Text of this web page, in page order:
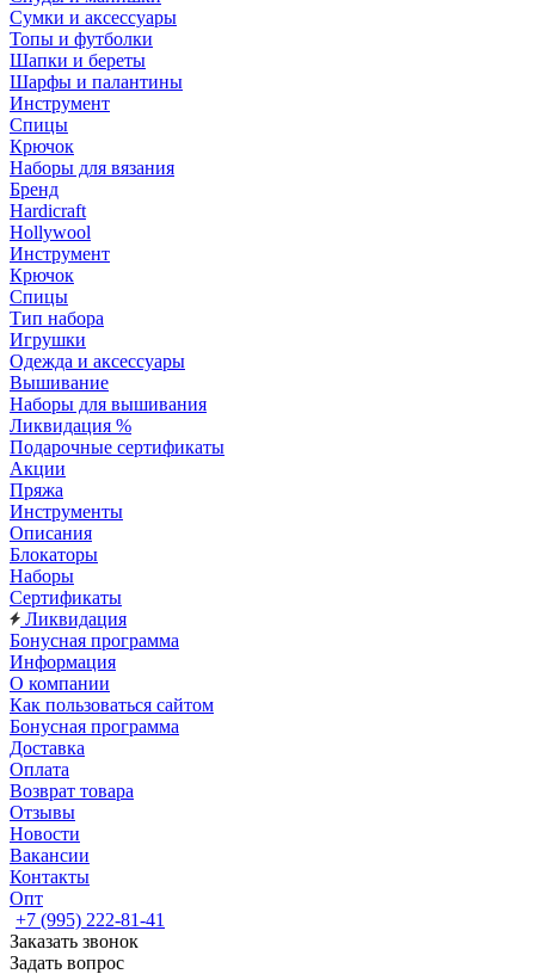
Сумки и аксессуары
Топы и футболки
Шапки и береты
Шарфы и палантины
Инструмент
Спицы
Крючок
Наборы для вязания
Бренд
Hardicraft
Hollywool
Инструмент
Крючок
Спицы
Тип набора
Игрушки
Одежда и аксессуары
Вышивание
Наборы для вышивания
Ликвидация %
Подарочные сертификаты
Акции
Пряжа
Инструменты
Описания
Блокаторы
Наборы
Сертификаты
Ликвидация
Бонусная программа
Информация
О компании
Как пользоваться сайтом
Бонусная программа
Доставка
Оплата
Возврат товара
Отзывы
Новости
Вакансии
Контакты
Опт
+7 (995) 222-81-41
Заказать звонок
Задать вопрос